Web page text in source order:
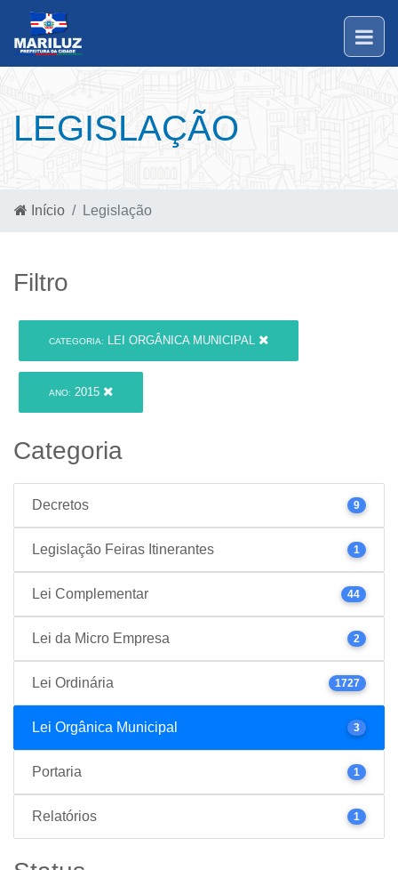
LEGISLAÇÃO
Início Legislação
Filtro
CATEGORIA: LEI ORGÂNICA MUNICIPAL
ANO: 2015
Categoria
Decretos 9
Legislação Feiras Itinerantes 1
Lei Complementar 44
Lei da Micro Empresa 2
Lei Ordinária 1727
Lei Orgânica Municipal 3
Portaria 1
Relatórios 1